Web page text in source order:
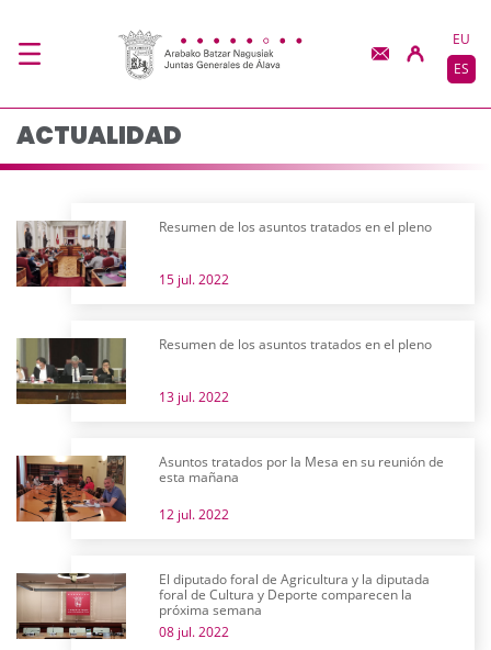
Actualidad - JJGG-
EU
ES
ACTUALIDAD
Resumen de los asuntos tratados en el pleno
15 jul. 2022
Resumen de los asuntos tratados en el pleno
13 jul. 2022
Asuntos tratados por la Mesa en su reunión de
esta mañana
12 jul. 2022
El diputado foral de Agricultura y la diputada
foral de Cultura y Deporte comparecen la
próxima semana
08 jul. 2022